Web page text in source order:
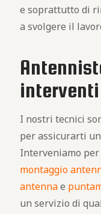
e soprattutto di
a svolgere il
interventi
I nostri tecnici
per assicurarti
Interveniamo
montaggio
antennae
un servizio di